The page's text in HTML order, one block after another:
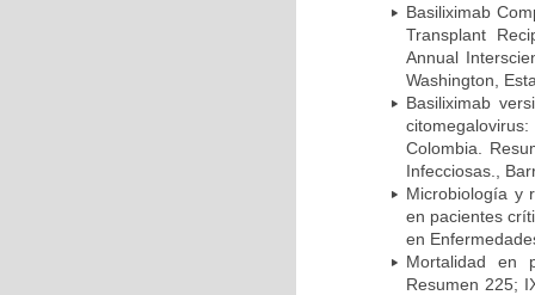
Basiliximab
Transplant
Annual
Washington,
Basiliximab
Colombia.
Infecciosas.,
Microbiología y
en pacientes
en
Mortalidad en
Resumen 225;